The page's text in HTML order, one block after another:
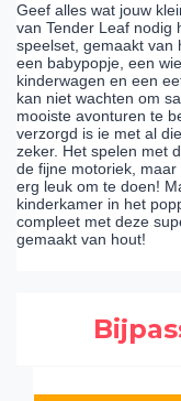
Geef alles wat jouw
van Tender Leaf nodig
speelset, gemaakt van
een babypopje, een
kinderwagen en een
kan niet wachten om
mooiste avonturen te
verzorgd is ie met al
zeker. Het spelen met
de fijne motoriek,
erg leuk om te doen!
kinderkamer in het
compleet met deze
gemaakt van hout!